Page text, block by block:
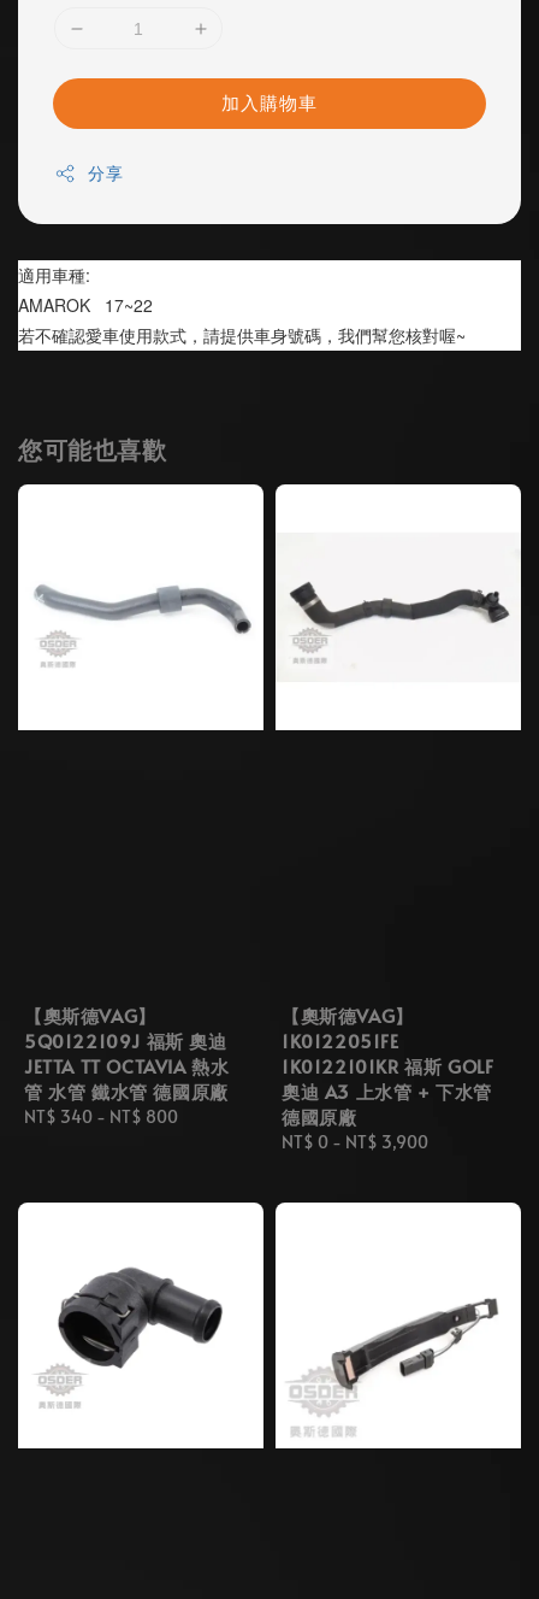
加入購物車
分享
適用車種:
AMAROK   17~22
若不確認愛車使用款式，請提供車身號碼，我們幫您核對喔~
您可能也喜歡
【奧斯德VAG】
5Q0122109J 福斯 奧迪
JETTA TT OCTAVIA 熱水
管 水管 鐵水管 德國原廠
Regular
NT$ 340 - NT$ 800
【奧斯德VAG】
1K0122051FE
1K0122101KR 福斯 GOLF
奧迪 A3 上水管 + 下水管
德國原廠
Regular
NT$ 0 - NT$ 3,900